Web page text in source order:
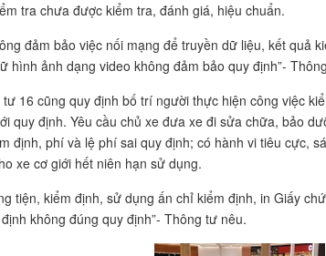
tra chưa được kiểm tra, đánh giá, hiệu chuẩn.
đảm bảo việc nối mạng để truyền dữ liệu, kết quả
hình ảnh dạng video không đảm bảo quy định”-
16 cũng quy định bố trí người thực hiện công việc
quy định. Yêu cầu chủ xe đưa xe đi sửa chữa, bảo
định, phí và lệ phí sai quy định; có hành vi tiêu cực,
xe cơ giới hết niên hạn sử dụng.
tiện, kiểm định, sử dụng ấn chỉ kiểm định, in Giấy
không đúng quy định”- Thông tư nêu.